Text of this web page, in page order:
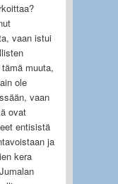
vaan istui
muuta,
ole
vaan
ovat
entisistä
ja
kera